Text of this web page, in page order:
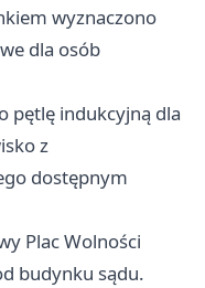
wyznaczono
dla osób
pętlę indukcyjną dla
z
dostępnym
Plac Wolności
budynku sądu.